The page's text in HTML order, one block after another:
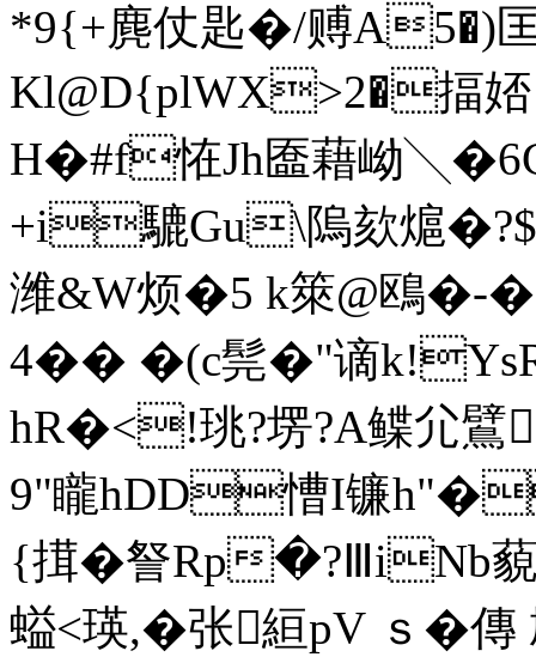
*9{+麂仗匙�/赙A5�)
Kl@D{plWX>2�揊
H�#f恠Jh匲藉岰
+i騼Gu\隖欬熩�?$
潍&W烦�5 k箂@鴎�-�
4�� �(c髨�"谪
hR�<!珧 ?塄?A鲽尣鷿
9"矓hDD慒I镰
{搑�詧Rp�?ⅢiNb
螠<瑛,�张絙pV ｓ�